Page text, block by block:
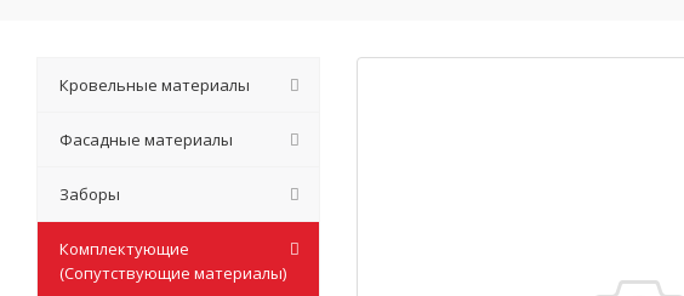
Кровельные материалы
Фасадные материалы
Заборы
Комплектующие
(Сопутствующие материалы)